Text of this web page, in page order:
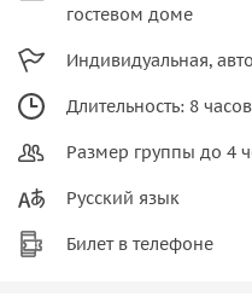
гостевом доме
Индивидуальная,
Длительность: 8 часов
Размер группы до 4
Русский язык
Билет в телефоне